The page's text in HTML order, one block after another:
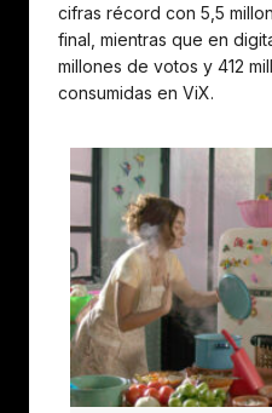
cifras récord con 5,5
final, mientras que en
millones de votos y 412
consumidas en ViX.